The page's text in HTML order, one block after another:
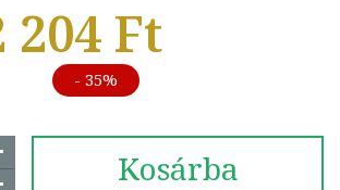
204 Ft
- 35%
Kosárba